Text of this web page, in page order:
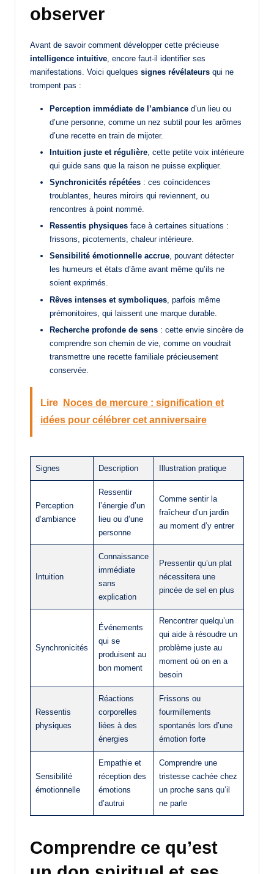
observer
Avant de savoir comment développer cette précieuse
intelligence intuitive, encore faut-il identifier ses
manifestations. Voici quelques signes révélateurs qui ne
trompent pas :
Perception immédiate de l’ambiance d’un lieu ou
d’une personne, comme un nez subtil pour les arômes
d’une recette en train de mijoter.
Intuition juste et régulière, cette petite voix intérieure
qui guide sans que la raison ne puisse expliquer.
Synchronicités répétées : ces coïncidences
troublantes, heures miroirs qui reviennent, ou
rencontres à point nommé.
Ressentis physiques face à certaines situations :
frissons, picotements, chaleur intérieure.
Sensibilité émotionnelle accrue, pouvant détecter
les humeurs et états d’âme avant même qu’ils ne
soient exprimés.
Rêves intenses et symboliques , parfois même
prémonitoires, qui laissent une marque durable.
Recherche profonde de sens : cette envie sincère de
comprendre son chemin de vie, comme on voudrait
transmettre une recette familiale précieusement
conservée.
Lire
Noces de mercure : signification et
idées pour célébrer cet anniversaire
Signes Description Illustration pratique
Perception
d’ambiance
Ressentir
l’énergie d’un
lieu ou d’une
personne
Comme sentir la
fraîcheur d’un jardin
au moment d’y entrer
Intuition
Connaissance
immédiate
sans
explication
Pressentir qu’un plat
nécessitera une
pincée de sel en plus
Synchronicités
Événements
qui se
produisent au
bon moment
Rencontrer quelqu’un
qui aide à résoudre un
problème juste au
moment où on en a
besoin
Ressentis
physiques
Réactions
corporelles
liées à des
énergies
Frissons ou
fourmillements
spontanés lors d’une
émotion forte
Sensibilité
émotionnelle
Empathie et
réception des
émotions
d’autrui
Comprendre une
tristesse cachée chez
un proche sans qu’il
ne parle
Comprendre ce qu’est